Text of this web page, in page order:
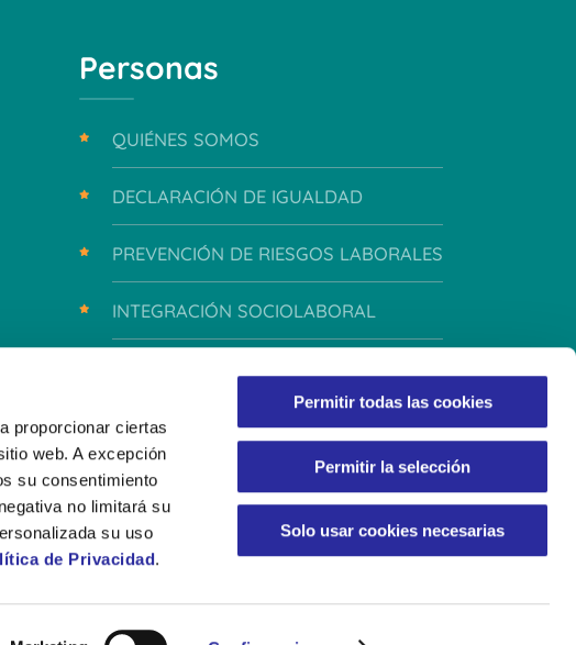
proporcionar ciertas
web. A excepción
su consentimiento
no limitará su
su uso
de Privacidad.
Permitir todas las cookies
Permitir la selección
Solo usar cookies necesarias
Personas
QUIÉNES SOMOS
DECLARACIÓN DE IGUALDAD
PREVENCIÓN DE RIESGOS LABORALES
INTEGRACIÓN SOCIOLABORAL